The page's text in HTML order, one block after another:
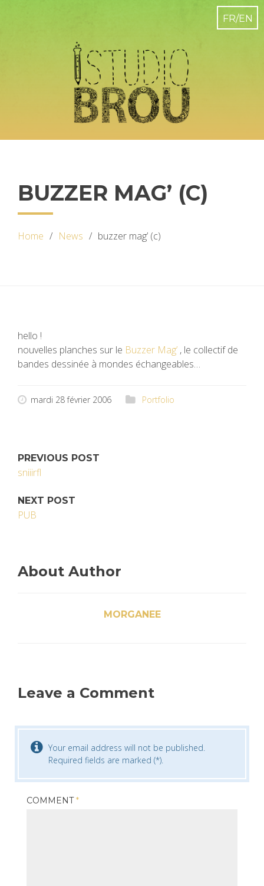
BUZZER MAG’ (C)
Home News buzzer mag’ (c)
hello !
nouvelles planches sur le Buzzer Mag’ , le collectif de
bandes dessinée à mondes échangeables…
mardi 28 février 2006 Portfolio
PREVIOUS POST
sniiirfl
NEXT POST
PUB
About Author
MORGANEE
Leave a Comment
Your email address will not be published.
Required fields are marked (*).
COMMENT*